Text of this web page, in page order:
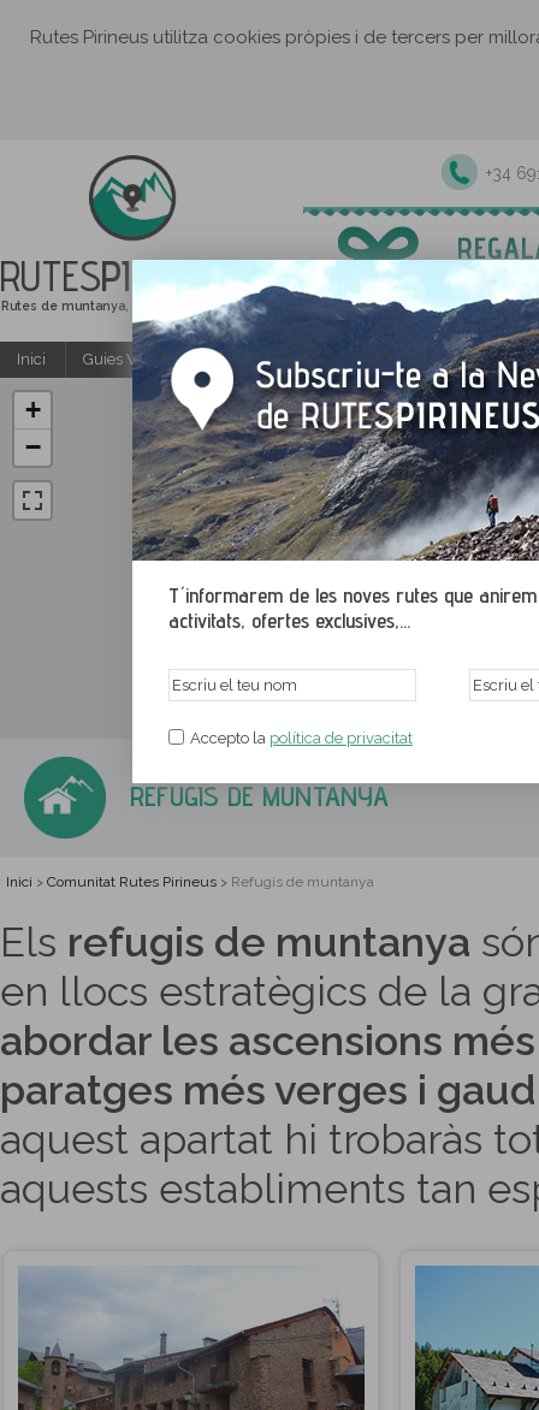
Rutes Pirineus utilitza cookies pròpies i de tercers per
RUTESPIRINEUS
Rutes de muntanya, senderisme i excursions
+34
T´informarem de les noves rutes que
activitats, ofertes exclusives,...
Accepto la política de privacitat
Inici Guies Web i PDF gratuïtes Excursions i activitats
+
−
REFUGIS DE MUNTANYA
Inici > Comunitat Rutes Pirineus > Refugis de muntanya
Els refugis de muntanya
en llocs estratègics de la
abordar les ascensions
paratges més verges i
aquest apartat hi trobaràs
aquests establiments tan